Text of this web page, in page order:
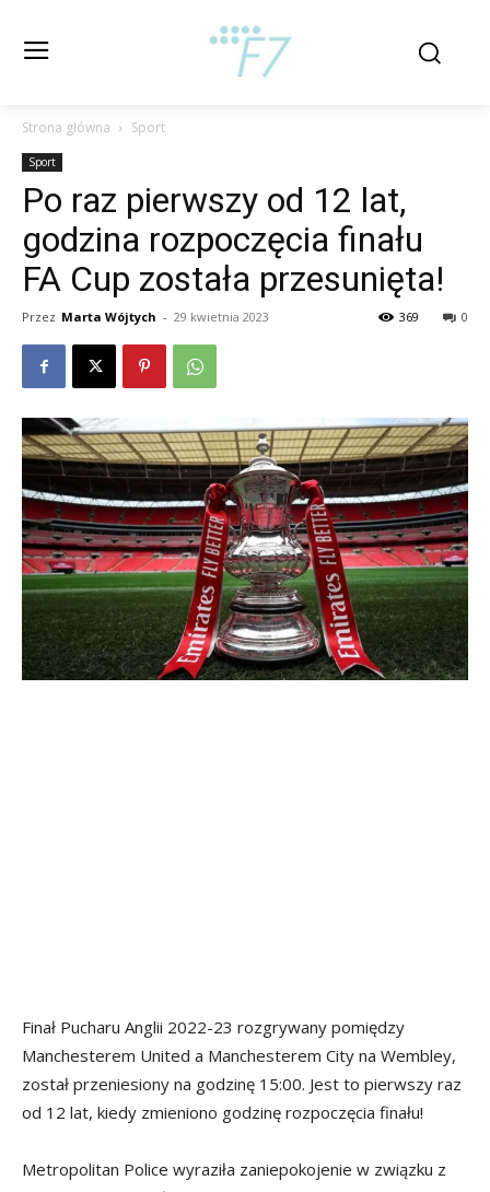
Strona główna Sport
Sport
Po raz pierwszy od 12 lat,
godzina rozpoczęcia finału
FA Cup została przesunięta!
Przez Marta Wójtych - 29 kwietnia 2023 0
369
Finał Pucharu Anglii 2022-23 rozgrywany pomiędzy
Manchesterem United a Manchesterem City na Wembley,
został przeniesiony na godzinę 15:00. Jest to pierwszy raz
od 12 lat, kiedy zmieniono godzinę rozpoczęcia finału!
Metropolitan Police wyraziła zaniepokojenie w związku z